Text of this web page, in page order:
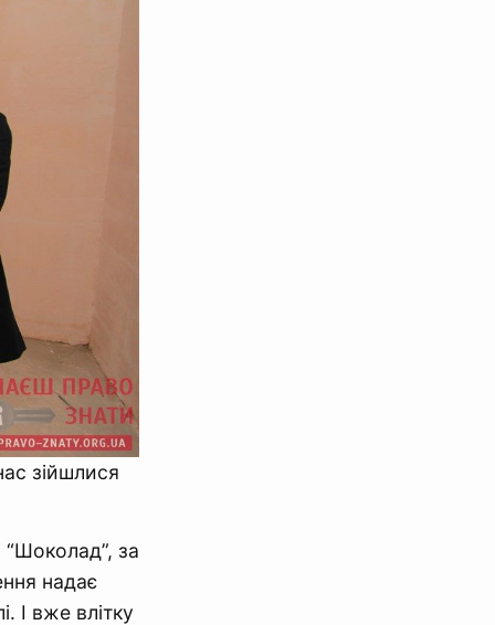
зійшлися
за
надає
І вже влітку